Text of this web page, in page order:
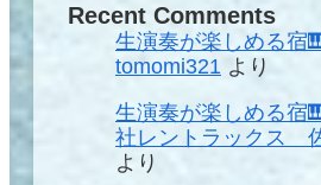
Recent Comments
生演奏が楽しめる宿
tomomi321 より
生演奏が楽しめる宿
社レントラックス
より